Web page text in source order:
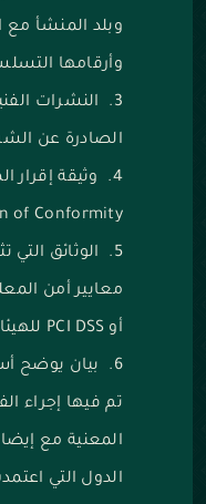
وبلد المنشأ مع
وأرقامها
‌النشرات
الصادرة عن
‌وثيقة إقرار
of Conformity.
‌الوثائق التي
أو PCI DSS للهيئات المالية).
‌بيان يوضح
تم فيها إجراء
المعنية مع
الدول التي